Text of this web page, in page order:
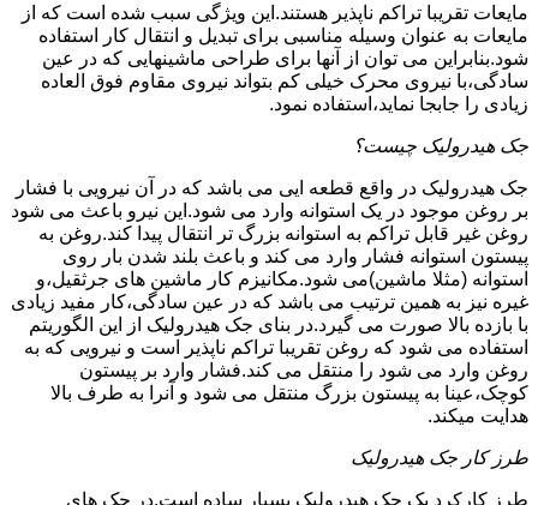
مایعات تقریبا تراکم ناپذیر هستند.این ویژگی سبب شده است که از
مایعات به عنوان وسیله مناسبی برای تبدیل و انتقال کار استفاده
شود.بنابراین می توان از آنها برای طراحی ماشینهایی که در عین
سادگی،با نیروی محرک خیلی کم بتواند نیروی مقاوم فوق العاده
زیادی را جابجا نماید،استفاده نمود.
جک هیدرولیک چیست؟
جک هیدرولیک در واقع قطعه ایی می باشد که در آن نیرویی با فشار
بر روغن موجود در یک استوانه وارد می شود.این نیرو باعث می شود
روغن غیر قابل تراکم به استوانه بزرگ تر انتقال پیدا کند.روغن به
پیستون استوانه فشار وارد می کند و باعث بلند شدن بار روی
استوانه (مثلا ماشین)می شود.مکانیزم کار ماشین های جرثقیل،و
غیره نیز به همین ترتیب می باشد که در عین سادگی،کار مفید زیادی
با بازده بالا صورت می گیرد.در بنای جک هیدرولیک از این الگوریتم
استفاده می شود که روغن تقریبا تراکم ناپذیر است و نیرویی که به
روغن وارد می شود را منتقل می کند.فشار وارد بر پیستون
کوچک،عینا به پیستون بزرگ منتقل می شود و آنرا به طرف بالا
هدایت میکند.
طرز کار جک هیدرولیک
طرز کارکرد یک جک هیدرولیک بسیار ساده است.در جک های